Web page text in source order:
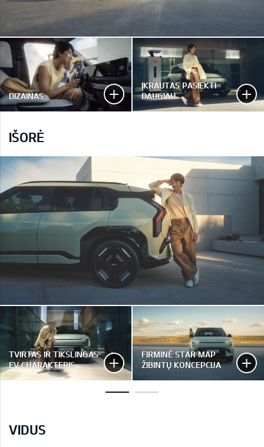
DIZAINAS
ĮKRAUTAS PASIEKTI
DAUGIAU
IŠORĖ
TVIRTAS IR TIKSLINGAS
EV CHARAKTERIS
FIRMINĖ STAR MAP
ŽIBINTŲ KONCEPCIJA
VIDUS